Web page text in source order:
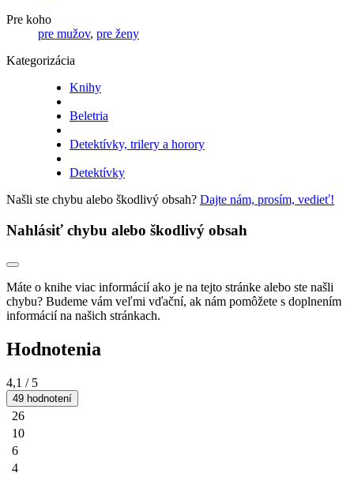
Pre koho
pre mužov, pre ženy
Kategorizácia
Knihy
Beletria
Detektívky, trilery a horory
Detektívky
Našli ste chybu alebo škodlivý obsah? Dajte nám, prosím, vedieť!
Nahlásiť chybu alebo škodlivý obsah
Máte o knihe viac informácií ako je na tejto stránke alebo ste našli
chybu? Budeme vám veľmi vďační, ak nám pomôžete s doplnením
informácií na našich stránkach.
Hodnotenia
4,1 / 5
49 hodnotení
26
10
6
4